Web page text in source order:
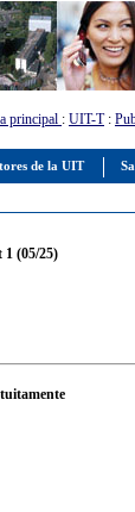
de la UIT
principal : UIT-T:
1 (05/25)